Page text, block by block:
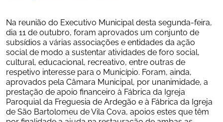
Na reunião do Executivo Municipal desta segunda-feira,
dia 11 de outubro, foram aprovados um conjunto de
subsídios a várias associações e entidades da ação
social de modo a sustentar atividades de foro social,
cultural, educacional, recreativo, entre outras de
respetivo interesse para o Município. Foram, ainda,
aprovados pela Câmara Municipal, por unanimidade, a
prestação de apoio financeiro à Fábrica da Igreja
Paroquial da Freguesia de Ardegão e à Fábrica da Igreja
de São Bartolomeu de Vila Cova, apoios estes que têm